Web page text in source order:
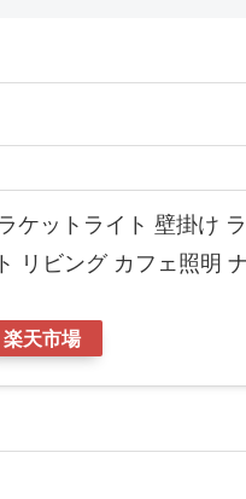
ケットライト 壁掛け
リビング カフェ照明
楽天市場